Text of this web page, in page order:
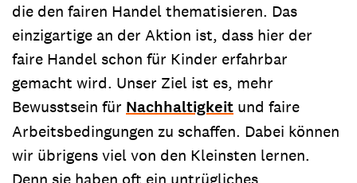
die den fairen Handel thematisieren. Das
einzigartige an der Aktion ist, dass hier der
faire Handel schon für Kinder erfahrbar
gemacht wird. Unser Ziel ist es, mehr
Bewusstsein für Nachhaltigkeit und faire
Arbeitsbedingungen zu schaffen. Dabei können
wir übrigens viel von den Kleinsten lernen.